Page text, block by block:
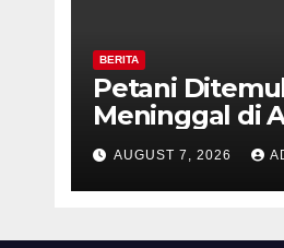
BERITA
Petani
Meninggal di
Persawahan
Kalibeji, Polisi
Pastikan
AUGUST 7, 2026